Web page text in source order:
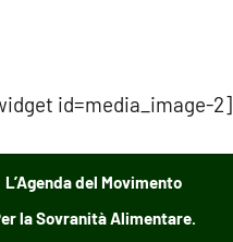
id=media_image-2]
L’Agenda del Movimento
la Sovranità Alimentare.